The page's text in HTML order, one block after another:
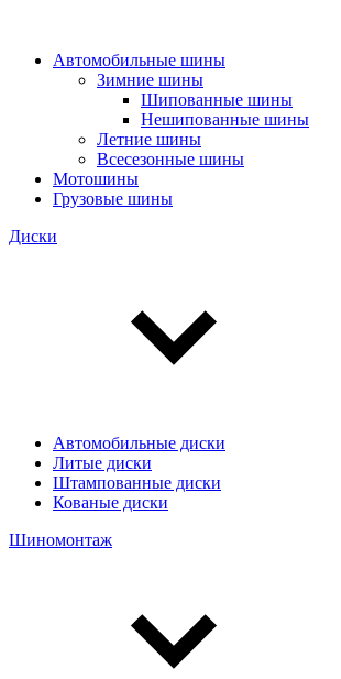
Автомобильные шины
Зимние шины
Шипованные шины
Нешипованные шины
Летние шины
Всесезонные шины
Мотошины
Грузовые шины
Диски
Автомобильные диски
Литые диски
Штампованные диски
Кованые диски
Шиномонтаж